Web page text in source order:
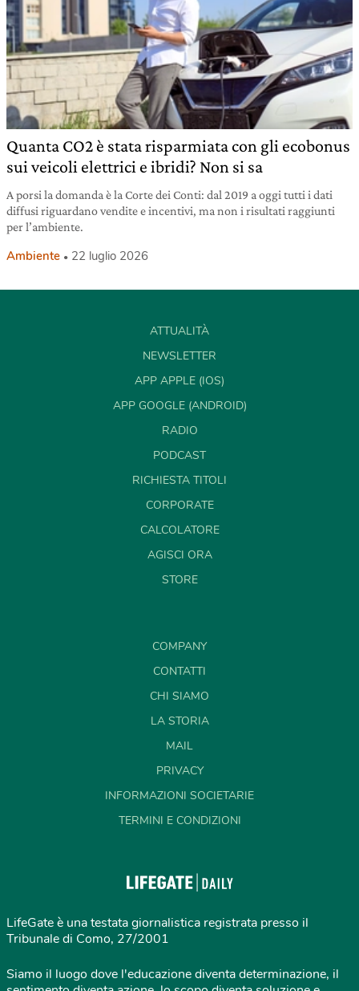
Quanta CO2 è stata risparmiata con gli ecobonus
sui veicoli elettrici e ibridi? Non si sa
A porsi la domanda è la Corte dei Conti: dal 2019 a oggi tutti i dati
diffusi riguardano vendite e incentivi, ma non i risultati raggiunti
per l’ambiente.
Ambiente 22 luglio 2026
ATTUALITÀ
NEWSLETTER
APP APPLE (IOS)
APP GOOGLE (ANDROID)
RADIO
PODCAST
RICHIESTA TITOLI
CORPORATE
CALCOLATORE
AGISCI ORA
STORE
COMPANY
CONTATTI
CHI SIAMO
LA STORIA
MAIL
PRIVACY
INFORMAZIONI SOCIETARIE
TERMINI E CONDIZIONI
LifeGate è una testata giornalistica registrata presso il
Tribunale di Como, 27/2001
Siamo il luogo dove l'educazione diventa determinazione, il